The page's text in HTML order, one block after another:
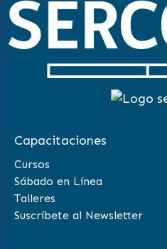
Capacitaciones
Cursos
Sábado en Línea
Talleres
Suscríbete al Newsletter